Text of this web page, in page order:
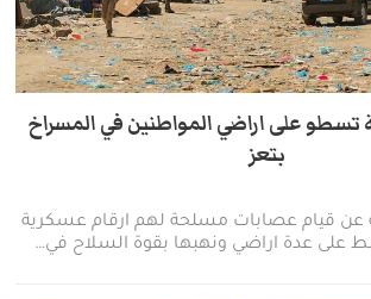
على اراضي المواطنين في المسراخ
بتعز
عن قيام عصابات مسلحة لهم ارقام عسكرية
على عدة اراضي ونهبها بقوة السلاح في…